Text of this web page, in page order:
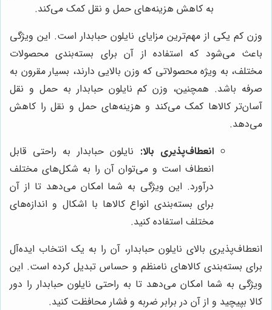
به کاهش هزینه‌های حمل و نقل کمک می‌کند.
وزن کم یکی از مهم‌ترین مزایای نایلون حبابدار است. این ویژگی
باعث می‌شود که استفاده از آن برای بسته‌بندی محصولات
مختلف، به ویژه محصولاتی که وزن بالایی دارند، بسیار مقرون به
صرفه باشد. همچنین، وزن کم نایلون حبابدار به حمل و نقل
آسان‌تر کالاها کمک می‌کند و هزینه‌های حمل و نقل را کاهش
می‌دهد.
انعطاف‌پذیری بالا: نایلون حبابدار به راحتی قابل
انعطاف است و می‌توان آن را به شکل‌های مختلف
درآورد. این ویژگی به شما امکان می‌دهد تا از آن
برای بسته‌بندی انواع کالاها با اشکال و اندازه‌های
مختلف استفاده کنید.
انعطاف‌پذیری بالای نایلون حبابدار، آن را به یک انتخاب ایده‌آل
برای بسته‌بندی کالاهای نامنظم و حساس تبدیل کرده است. این
ویژگی به شما امکان می‌دهد تا به راحتی نایلون حبابدار را دور
کالا بپیچید و از آن در برابر ضربه و فشار محافظت کنید.